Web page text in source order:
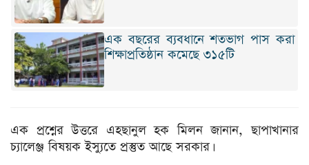
এক বছরের ব্যবধানে শতভাগ পাস করা
শিক্ষাপ্রতিষ্ঠান কমেছে ৩১৫টি
এক প্রশ্নের উত্তরে এহছানুল হক মিলন জানান, ছাপাখানার
চ্যালেঞ্জ বিষয়ক ইস্যুতে প্রস্তুত আছে সরকার।